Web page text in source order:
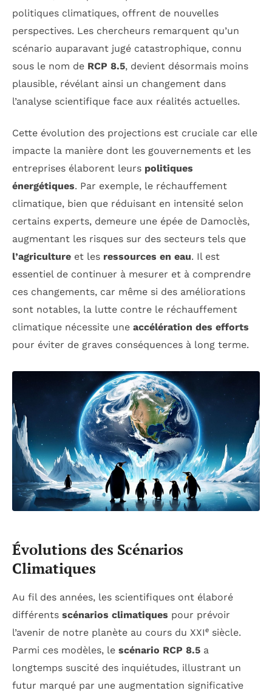
politiques climatiques, offrent de nouvelles
perspectives. Les chercheurs remarquent qu’un
scénario auparavant jugé catastrophique, connu
sous le nom de RCP 8.5, devient désormais moins
plausible, révélant ainsi un changement dans
l’analyse scientifique face aux réalités actuelles.
Cette évolution des projections est cruciale car elle
impacte la manière dont les gouvernements et les
entreprises élaborent leurs politiques
énergétiques. Par exemple, le réchauffement
climatique, bien que réduisant en intensité selon
certains experts, demeure une épée de Damoclès,
augmentant les risques sur des secteurs tels que
l’agriculture et les ressources en eau. Il est
essentiel de continuer à mesurer et à comprendre
ces changements, car même si des améliorations
sont notables, la lutte contre le réchauffement
climatique nécessite une accélération des efforts
pour éviter de graves conséquences à long terme.
Évolutions des Scénarios
Climatiques
Au fil des années, les scientifiques ont élaboré
différents scénarios climatiques pour prévoir
l’avenir de notre planète au cours du XXIᵉ siècle.
Parmi ces modèles, le scénario RCP 8.5 a
longtemps suscité des inquiétudes, illustrant un
futur marqué par une augmentation significative